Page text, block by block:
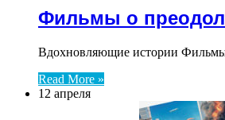
Фильмы о
Вдохновляющие истории Фильмы
Read More »
12 апреля